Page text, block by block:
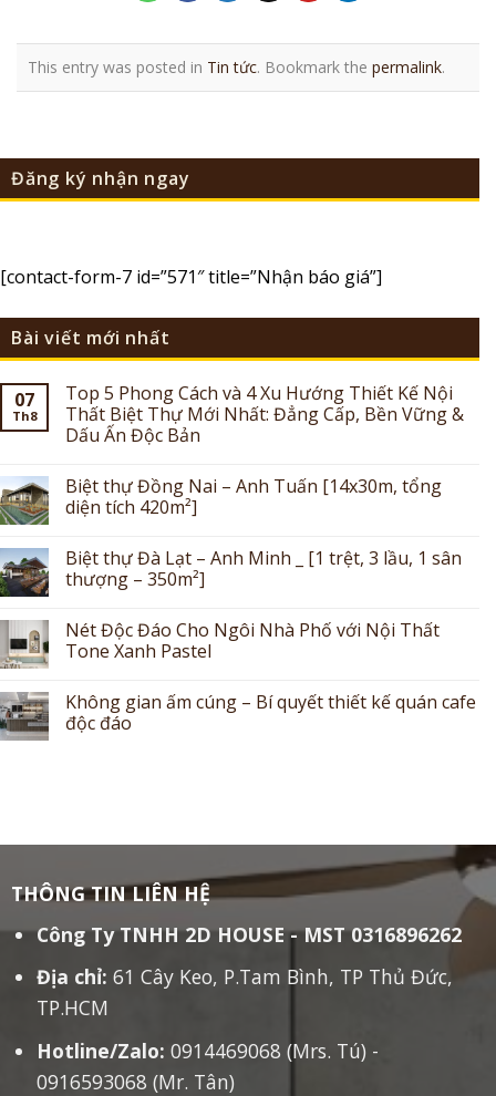
This entry was posted in Tin tức. Bookmark the permalink.
Đăng ký nhận ngay
[contact-form-7 id=”571″ title=”Nhận báo giá”]
Bài viết mới nhất
07
Th8
Top 5 Phong Cách và 4 Xu Hướng Thiết Kế Nội
Thất Biệt Thự Mới Nhất: Đẳng Cấp, Bền Vững &
Dấu Ấn Độc Bản
Biệt thự Đồng Nai – Anh Tuấn [14x30m, tổng
diện tích 420m²]
Biệt thự Đà Lạt – Anh Minh _ [1 trệt, 3 lầu, 1 sân
thượng – 350m²]
Nét Độc Đáo Cho Ngôi Nhà Phố với Nội Thất
Tone Xanh Pastel
Không gian ấm cúng – Bí quyết thiết kế quán cafe
độc đáo
THÔNG TIN LIÊN HỆ
Công Ty TNHH 2D HOUSE - MST 0316896262
Địa chỉ: 61 Cây Keo, P.Tam Bình, TP Thủ Đức,
TP.HCM
Hotline/Zalo: 0914469068 (Mrs. Tú) -
0916593068 (Mr. Tân)